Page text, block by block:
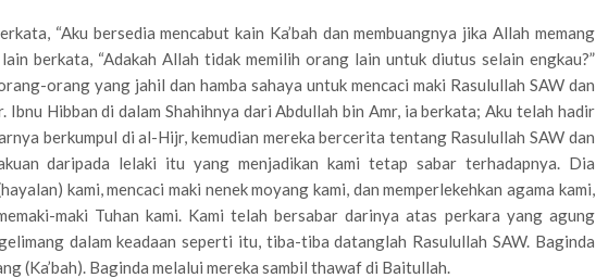
“Aku bersedia mencabut kain Ka’bah dan membuangnya jika Allah memang
berkata, “Adakah Allah tidak memilih orang lain untuk diutus selain engkau?”
orang yang jahil dan hamba sahaya untuk mencaci maki Rasulullah SAW dan
Hibban di dalam Shahihnya dari Abdullah bin Amr, ia berkata; Aku telah hadir
berkumpul di al-Hijr, kemudian mereka bercerita tentang Rasulullah SAW dan
daripada lelaki itu yang menjadikan kami tetap sabar terhadapnya. Dia
kami, mencaci maki nenek moyang kami, dan memperlekehkan agama kami,
maki Tuhan kami. Kami telah bersabar darinya atas perkara yang agung
dalam keadaan seperti itu, tiba-tiba datanglah Rasulullah SAW. Baginda
(Ka’bah). Baginda melalui mereka sambil thawaf di Baitullah.